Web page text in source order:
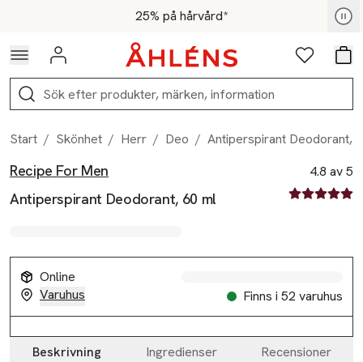
Hoppa till navigationsmenyn25% på hårvård*
För medlemmar - Shoppa nu
Logga in Favoriter
Sök
Start / Skönhet / Herr / Deo / Antiperspirant Deodorant,
Produktbilder
Hoppa över bildspelet
Recipe For Men
Antiperspirant Deodorant, 60 ml
4.8 av 5
4.8 av fem
Online
Varuhus
Finns i 52 varuhus
Produktinformation
Beskrivning Ingredienser Recensioner